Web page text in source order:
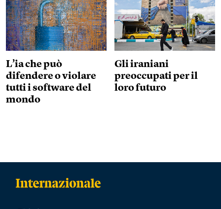
L’ia che può
difendere o violare
tutti i software del
mondo
Gli iraniani
preoccupati per il
loro futuro